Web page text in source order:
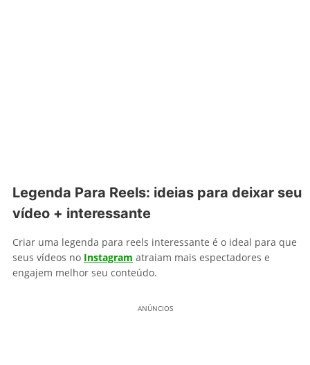
Legenda Para Reels: ideias para deixar seu
vídeo + interessante
Criar uma legenda para reels interessante é o ideal para que
seus vídeos no Instagram atraiam mais espectadores e
engajem melhor seu conteúdo.
ANÚNCIOS